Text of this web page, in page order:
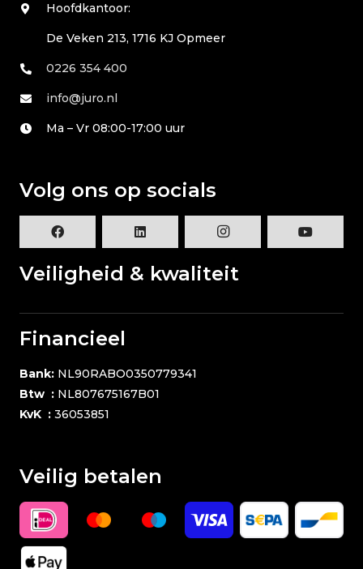
Hoofdkantoor:
De Veken 213, 1716 KJ Opmeer
0226 354 400
info@juro.nl
Ma – Vr 08:00-17:00 uur
Volg ons op socials
Veiligheid & kwaliteit
Financieel
Bank: NL90RABO0350779341
Btw : NL807675167B01
KvK : 36053851
Veilig betalen